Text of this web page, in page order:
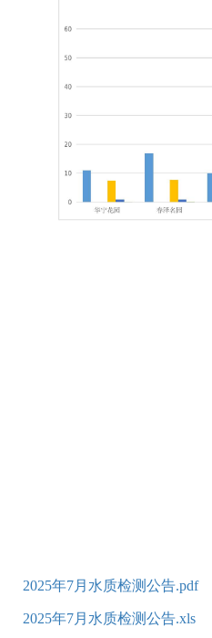
2025年7月水质检测公告.pdf
2025年7月水质检测公告.xls